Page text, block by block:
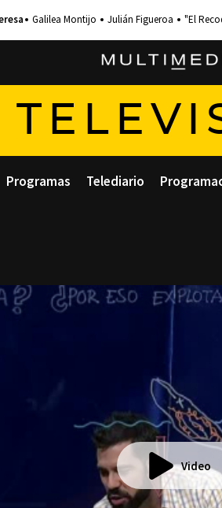
Galilea Montijo Julián Figueroa "El
Programas Telediario
Video